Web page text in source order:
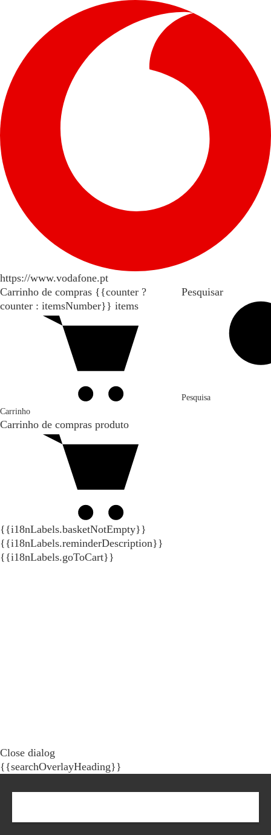
https://www.vodafone.pt
Carrinho de compras {{counter ?
counter : itemsNumber}} items
Carrinho
Carrinho de compras produto
{{i18nLabels.basketNotEmpty}}
{{i18nLabels.reminderDescription}}
{{i18nLabels.goToCart}}
Pesquisar
Pesquisa
Close dialog
{{searchOverlayHeading}}